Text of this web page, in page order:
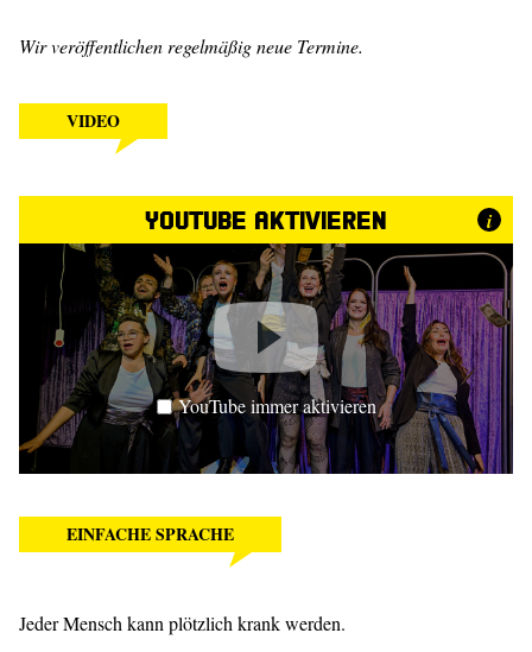
Wir veröffentlichen regelmäßig neue Termine.
VIDEO
YouTube aktivieren i
YouTube immer aktivieren
EINFACHE SPRACHE
Jeder Mensch kann plötzlich krank werden.